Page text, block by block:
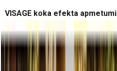
VISAGE koka efekta apmetumi